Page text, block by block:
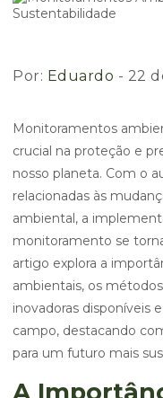
Por: Eduardo - 22
Monitoramentos
crucial na proteção e
nosso planeta. Com o
relacionadas às
ambiental, a
monitoramento se
artigo explora a
ambientais, os
inovadoras disponíveis
campo, destacando
para um futuro mais